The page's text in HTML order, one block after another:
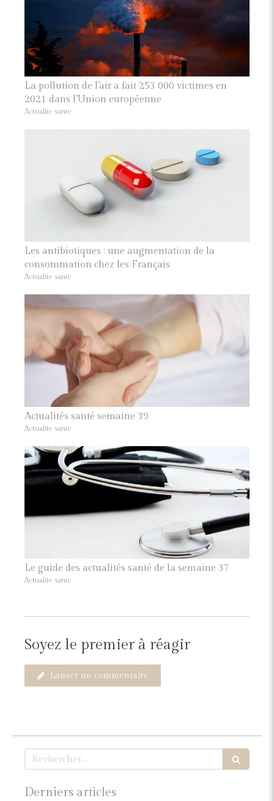
La pollution de l’air a fait 253 000 victimes en
2021 dans l’Union européenne
Actualite sante
Les antibiotiques : une augmentation de la
consommation chez les Français
Actualite sante
Actualités santé semaine 39
Actualite sante
Le guide des actualités santé de la semaine 37
Actualite sante
Soyez le premier à réagir
Laisser un commentaire
Rechercher
Derniers articles